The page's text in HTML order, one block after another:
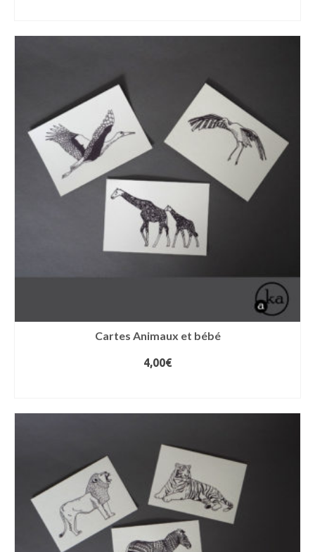
Cartes Animaux et bébé
4,00€